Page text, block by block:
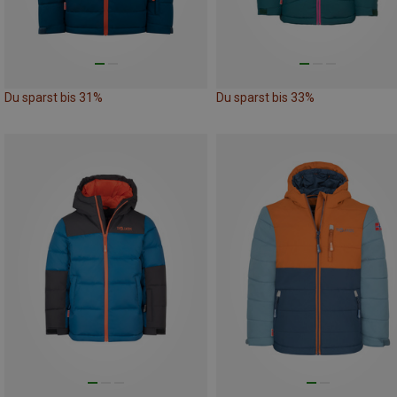
Du sparst bis 31% Du sparst bis 33%